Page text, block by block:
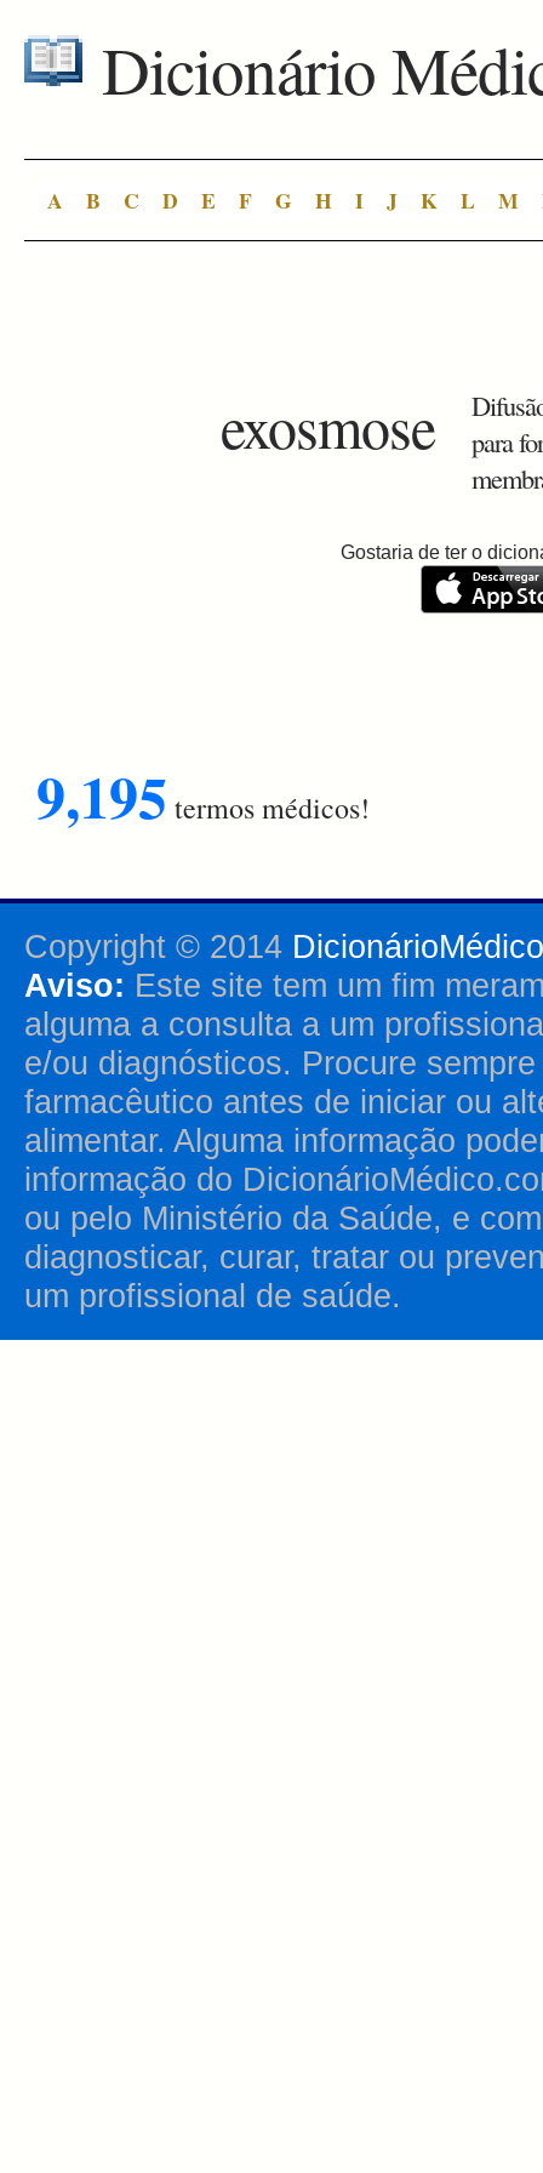
Dicionário
A B C D E F G H I J K L M
exosmose
para
Gostaria de ter o
9,195 termos médicos!
Copyright © 2014
Aviso: Este site tem um fim
alguma a consulta a um
e/ou diagnósticos. Procure
farmacêutico antes de iniciar ou
alimentar. Alguma informação
informação do
ou pelo Ministério da Saúde, e
diagnosticar, curar, tratar ou
um profissional de saúde.